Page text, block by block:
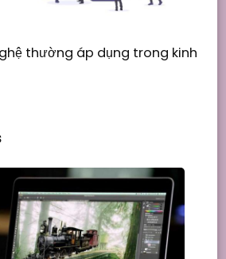
thường áp dụng trong kinh